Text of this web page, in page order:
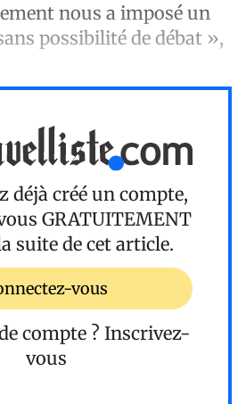
nous a imposé un
possibilité de débat »,
déjà créé un compte,
GRATUITEMENT
suite de cet article.
vous
compte ? Inscrivez-
vous